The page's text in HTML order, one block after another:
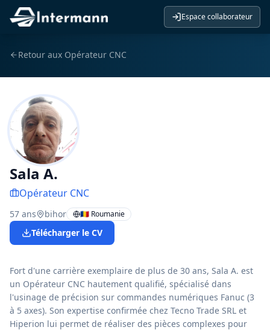
Espace collaborateur
Retour aux Opérateur CNC
Sala A.
Opérateur CNC
57 ans bihor 🇷🇴 Roumanie
Télécharger le CV
Fort d'une carrière exemplaire de plus de 30 ans, Sala A. est
un Opérateur CNC hautement qualifié, spécialisé dans
l'usinage de précision sur commandes numériques Fanuc (3
à 5 axes). Son expertise confirmée chez Tecno Trade SRL et
Hiperion lui permet de réaliser des pièces complexes pour